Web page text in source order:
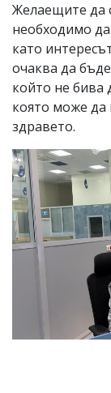
Желаещите да
необходимо
като
очаква да
който не бива
която може
здравето.